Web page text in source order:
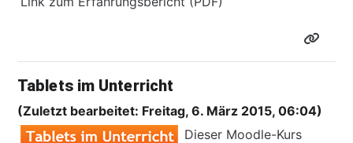
Tablets im Unterricht
(Zuletzt bearbeitet: Freitag, 6. März 2015, 06:04)
Dieser Moodle-Kurs